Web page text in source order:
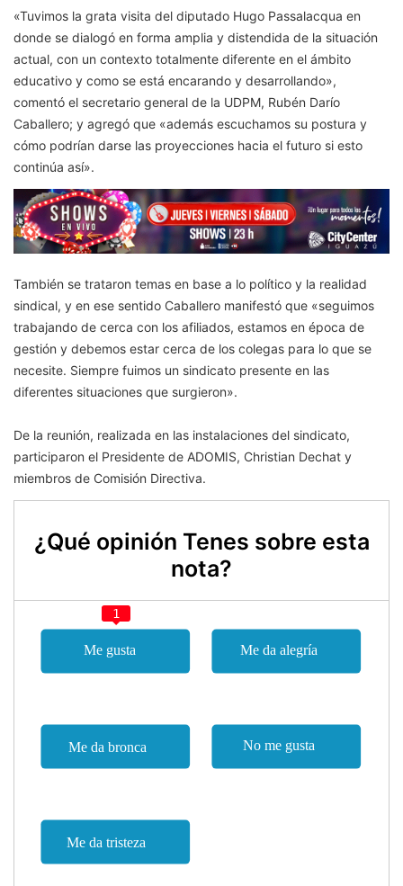
«Tuvimos la grata visita del diputado Hugo Passalacqua en
donde se dialogó en forma amplia y distendida de la situación
actual, con un contexto totalmente diferente en el ámbito
educativo y como se está encarando y desarrollando»,
comentó el secretario general de la UDPM, Rubén Darío
Caballero; y agregó que «además escuchamos su postura y
cómo podrían darse las proyecciones hacia el futuro si esto
continúa así».
También se trataron temas en base a lo político y la realidad
sindical, y en ese sentido Caballero manifestó que «seguimos
trabajando de cerca con los afiliados, estamos en época de
gestión y debemos estar cerca de los colegas para lo que se
necesite. Siempre fuimos un sindicato presente en las
diferentes situaciones que surgieron».
De la reunión, realizada en las instalaciones del sindicato,
participaron el Presidente de ADOMIS, Christian Dechat y
miembros de Comisión Directiva.
¿Qué opinión Tenes sobre esta
nota?
1